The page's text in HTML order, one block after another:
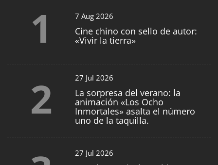
1 7 Aug 2026
Cine chino con sello de autor:
«Vivir la tierra»
2 27 Jul 2026
La sorpresa del verano: la
animación «Los Ocho
Inmortales» asalta el número
uno de la taquilla.
27 Jul 2026